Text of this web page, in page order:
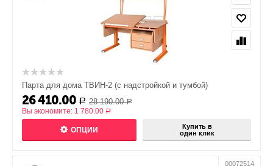
Парта для дома ТВИН-2 (с надстройкой и тумбой)
26 410.00 Р 28 190.00 Р
Вы экономите: 1 780.00 Р
ОПЦИИ
Купить в
один клик
00072514